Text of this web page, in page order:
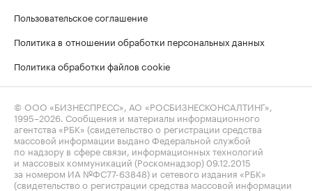
Пользовательское соглашение
Политика в отношении обработки персональных данных
Политика обработки файлов cookie
© ООО «БИЗНЕСПРЕСС», АО «РОСБИЗНЕСКОНСАЛТИНГ»,
1995–2026 . Сообщения и материалы информационного
агентства «РБК» (свидетельство о регистрации средства
массовой информации выдано Федеральной службой
по надзору в сфере связи, информационных технологий
и массовых коммуникаций (Роскомнадзор) 09.12.2015
за номером ИА №ФС77-63848) и сетевого издания «РБК»
(свидетельство о регистрации средства массовой информации